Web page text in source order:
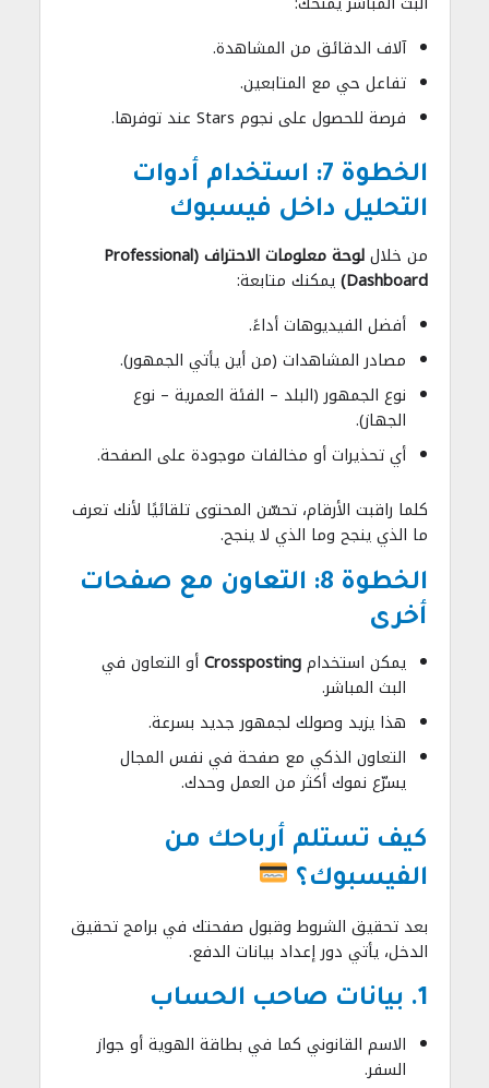
آلاف الدقائق من المشاهدة.
تفاعل حي مع المتابعين.
فرصة للحصول على نجوم Stars عند توفرها.
الخطوة 7: استخدام أدوات
التحليل داخل فيسبوك
من خلال
لوحة معلومات الاحتراف (Professional
Dashboard) يمكنك متابعة:
أفضل الفيديوهات أداءً.
مصادر المشاهدات (من أين يأتي الجمهور).
نوع الجمهور (البلد – الفئة العمرية – نوع
الجهاز).
أي تحذيرات أو مخالفات موجودة على الصفحة.
كلما راقبت الأرقام، تحسّن المحتوى تلقائيًا لأنك تعرف
ما الذي ينجح وما الذي لا ينجح.
الخطوة 8: التعاون مع صفحات
أخرى
يمكن استخدامCrosspostingأو التعاون في
البث المباشر.
هذا يزيد وصولك لجمهور جديد بسرعة.
التعاون الذكي مع صفحة في نفس المجال
يسرّع نموك أكثر من العمل وحدك.
كيف تستلم أرباحك من
الفيسبوك؟
بعد تحقيق الشروط وقبول صفحتك في برامج تحقيق
الدخل، يأتي دور إعداد بيانات الدفع.
1. بيانات صاحب الحساب
الاسم القانوني كما في بطاقة الهوية أو جواز
السفر.